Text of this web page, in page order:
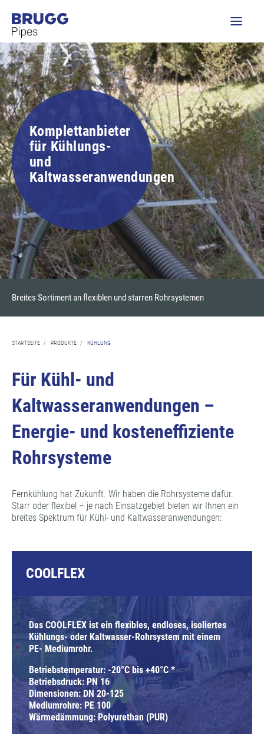
Komplettanbieter
für Kühlungs-
und
Kaltwasseranwendungen
Breites Sortiment an flexiblen und starren Rohrsystemen
STARTSEITE / PRODUKTE / KÜHLUNG
Für Kühl- und
Kaltwasseranwendungen –
Energie- und kosteneffiziente
Rohrsysteme
Fernkühlung hat Zukunft. Wir haben die Rohrsysteme dafür.
Starr oder flexibel – je nach Einsatzgebiet bieten wir Ihnen ein
breites Spektrum für Kühl- und Kaltwasseranwendungen:
COOLFLEX
Das COOLFLEX ist ein flexibles, endloses, isoliertes
Kühlungs- oder Kaltwasser-Rohrsystem mit einem
PE- Mediumrohr.
Betriebstemperatur: -20°C bis +40°C *
Betriebsdruck: PN 16
Dimensionen: DN 20-125
Mediumrohre: PE 100
Wärmedämmung: Polyurethan (PUR)